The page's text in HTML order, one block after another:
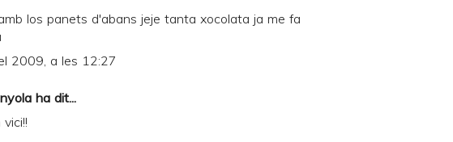
los panets d'abans jeje tanta xocolata ja me fa
2009, a les 12:27
ha dit...